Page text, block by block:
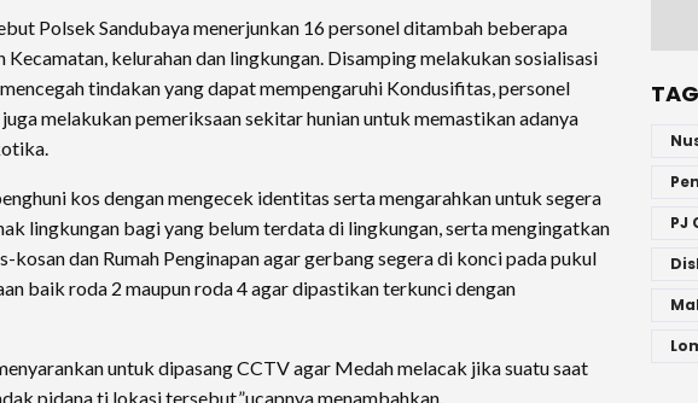
Polsek Sandubaya menerjunkan 16 personel ditambah beberapa
kelurahan dan lingkungan. Disamping melakukan sosialisasi
tindakan yang dapat mempengaruhi Kondusifitas, personel
melakukan pemeriksaan sekitar hunian untuk memastikan adanya
kos dengan mengecek identitas serta mengarahkan untuk segera
lingkungan bagi yang belum terdata di lingkungan, serta mengingatkan
kosan dan Rumah Penginapan agar gerbang segera di konci pada pukul
baik roda 2 maupun roda 4 agar dipastikan terkunci dengan
untuk dipasang CCTV agar Medah melacak jika suatu saat
pidana ti lokasi tersebut,”ucapnya menambahkan.
PJ